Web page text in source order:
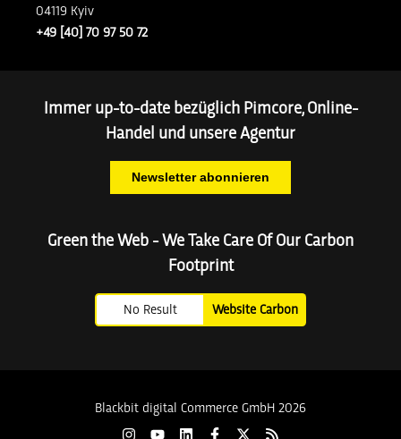
04119 Kyiv
+49 [40] 70 97 50 72
Immer up-to-date bezüglich Pimcore, Online-
Handel und unsere Agentur
Newsletter abonnieren
Green the Web - We Take Care Of Our Carbon
Footprint
No Result Website Carbon
Blackbit digital Commerce GmbH 2026